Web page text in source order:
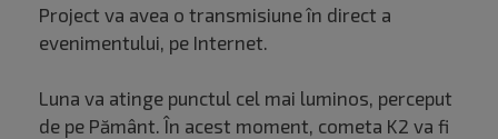
Project va avea o transmisiune în direct a
evenimentului, pe Internet.
Luna va atinge punctul cel mai luminos, perceput
de pe Pământ. În acest moment, cometa K2 va fi